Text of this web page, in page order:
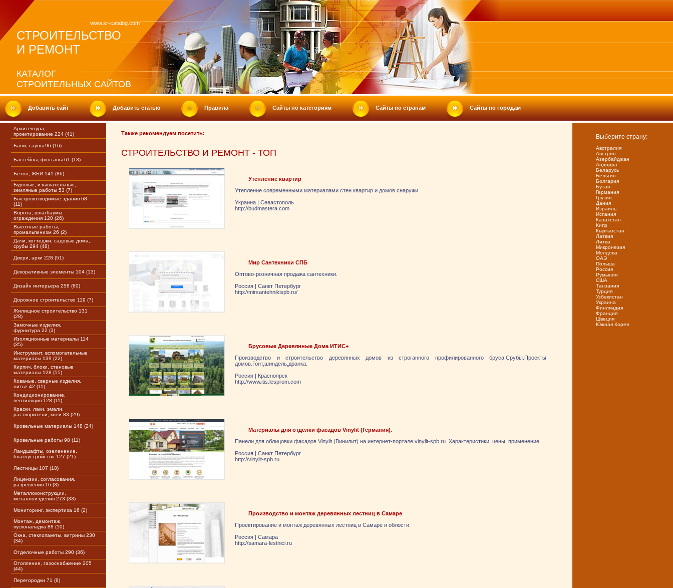
www.sr-catalog.com
СТРОИТЕЛЬСТВО
И РЕМОНТ
КАТАЛОГ
СТРОИТЕЛЬНЫХ САЙТОВ
Добавить сайт Добавить статью Правила Сайты по категориям Сайты по странам Сайты по городам
Архитектура,
проектирование 224 (41)
Бани, сауны 96 (16)
Бассейны, фонтаны 61 (13)
Бетон, ЖБИ 141 (86)
Буровые, изыскательные,
земляные работы 53 (7)
Быстровозводимые здания 68
(11)
Ворота, шлагбаумы,
ограждения 120 (26)
Высотные работы,
промальпинизм 26 (2)
Дачи, коттеджи, садовые дома,
срубы 294 (48)
Двери, арки 228 (51)
Декоративные элементы 104 (13)
Дизайн интерьера 258 (60)
Дорожное строительство 119 (7)
Жилищное строительство 131
(28)
Замочные изделия,
фурнитура 22 (3)
Изоляционные материалы 114
(35)
Инструмент, вспомогательные
материалы 139 (22)
Кирпич, блоки, стеновые
материалы 128 (55)
Кованые, сварные изделия,
литье 42 (11)
Кондиционирование,
вентиляция 128 (11)
Краски, лаки, эмали,
растворители, клеи 83 (29)
Кровельные материалы 148 (24)
Кровельные работы 98 (11)
Ландшафты, озеленение,
благоустройство 127 (21)
Лестницы 107 (18)
Лицензии, согласования,
разрешения 16 (3)
Металлоконструкции,
металлоизделия 273 (33)
Мониторинг, экспертиза 16 (2)
Монтаж, демонтаж,
пусконаладка 88 (10)
Окна, стеклопакеты, витрины 230
(34)
Отделочные работы 290 (36)
Отопление, газоснабжение 205
(44)
Перегородки 71 (8)
Также рекомендуем посетить:
СТРОИТЕЛЬСТВО И РЕМОНТ - ТОП
Утепление квартир
Утепление современными материалами стен квартир и домов снаружи.
Украина | Севастополь
http://budmastera.com
Мир Сантехники СПБ
Оптово-розничная продажа сантехники.
Россия | Санкт Петербург
http://mirsantehnikispb.ru/
Брусовые Деревянные Дома ИТИС+
Производство и строительство деревянных домов из строганного профилированного бруса.Срубы.Проекты
домов.Гонт,шиндель,дранка.
Россия | Красноярск
http://www.itis.lesprom.com
Материалы для отделки фасадов Vinylit (Германия).
Панели для облицовки фасадов Vinylit (Винилит) на интернет-портале vinylit-spb.ru. Характеристики, цены, применение.
Россия | Санкт Петербург
http://vinylit-spb.ru
Производство и монтаж деревянных лестниц в Самаре
Проектирование и монтаж деревянных лестниц в Самаре и облости.
Россия | Самара
http://samara-lestnici.ru
Выберите страну:
Австралия
Австрия
Азербайджан
Андорра
Беларусь
Бельгия
Болгария
Бутан
Германия
Грузия
Дания
Израиль
Испания
Казахстан
Кипр
Кыргызстан
Латвия
Литва
Микронезия
Молдова
ОАЭ
Польша
Россия
Румыния
США
Танзания
Турция
Узбекистан
Украина
Финляндия
Франция
Швеция
Южная Корея